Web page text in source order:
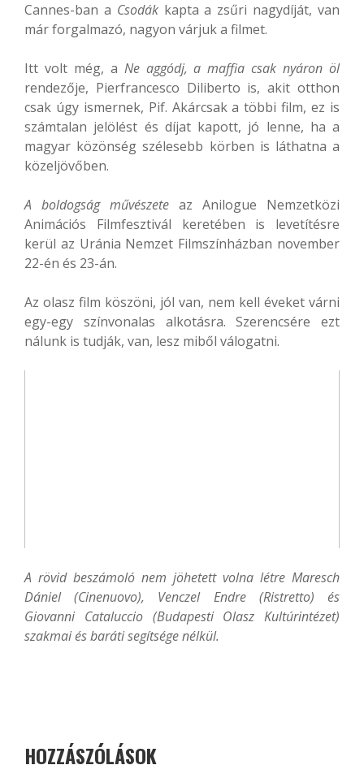
Cannes-ban a Csodákkapta a zsűri nagydíját, van
már forgalmazó, nagyon várjuk a filmet.
Itt volt még, a Ne aggódj, a maffia csak nyáron öl
rendezője, Pierfrancesco Diliberto is, akit otthon
csak úgy ismernek, Pif. Akárcsak a többi film, ez is
számtalan jelölést és díjat kapott, jó lenne, ha a
magyar közönség szélesebb körben is láthatna a
közeljövőben.
A boldogság művészete az Anilogue Nemzetközi
Animációs Filmfesztivál keretében is levetítésre
kerül az Uránia Nemzet Filmszínházban november
22-én és 23-án.
Az olasz film köszöni, jól van, nem kell éveket várni
egy-egy színvonalas alkotásra. Szerencsére ezt
nálunk is tudják, van, lesz miből válogatni.
A rövid beszámoló nem jöhetett volna létre Maresch
Dániel (Cinenuovo), Venczel Endre (Ristretto) és
Giovanni Cataluccio (Budapesti Olasz Kultúrintézet)
szakmai és baráti segítsége nélkül.
HOZZÁSZÓLÁSOK